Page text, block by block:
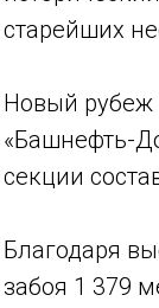
старейших
Новый рубеж
«Башнефть-
секции
Благодаря
забоя 1 379